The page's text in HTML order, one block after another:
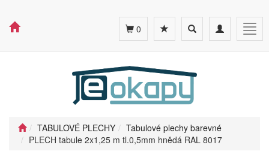
Toggle
navigation
Toggle
search
0
TABULOVÉ PLECHY
Tabulové plechy barevné
PLECH tabule 2x1,25 m tl.0,5mm hnědá RAL 8017